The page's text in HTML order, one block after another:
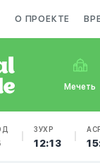
О ПРОЕКТЕ
Мечеть
ЗУХР
12:13